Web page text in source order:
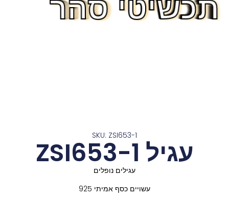
תכשיטי סהר
תכשיטי סהר
תכשיטי סהר
תכשיטי סהר
תכשיטי סהר
תכשיטי סהר
תכשיטי סהר
תכשיטי סהר
תכשיטי סהר
תכשיטי סהר
תכשיטי סהר
תכשיטי סהר
תכשיטי סהר
SKU: ZSI653-1
עגיל ZSI653-1
עגילים נופלים
עשויים כסף אמיתי 925